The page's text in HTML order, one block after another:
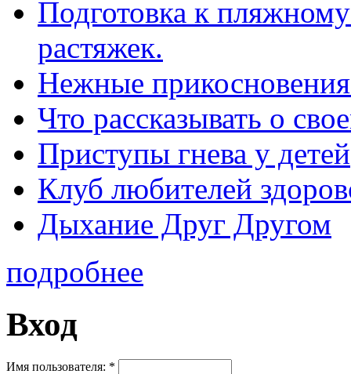
Подготовка к
растяжек.
Нежные
Что рассказывать о
Приступы гнева у детей
Клуб любителей
Дыхание Друг Другом
подробнее
Вход
Имя пользователя: *